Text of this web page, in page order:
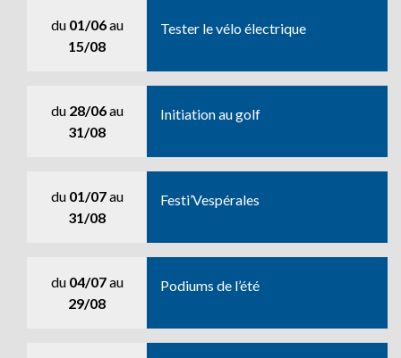
du 01/06au
15/08
Tester le vélo électrique
du 28/06au
31/08
Initiation au golf
du 01/07au
31/08
Festi’Vespérales
du 04/07au
29/08
Podiums de l’été